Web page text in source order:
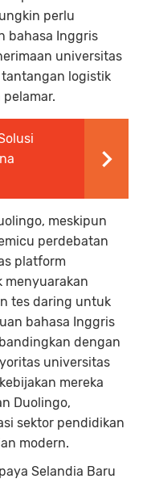
perlu
bahasa Inggris
universitas
logistik
meskipun
perdebatan
platform
menyuarakan
tes daring untuk
bahasa Inggris
dengan
universitas
mereka
Duolingo,
sektor pendidikan
modern.
Selandia Baru